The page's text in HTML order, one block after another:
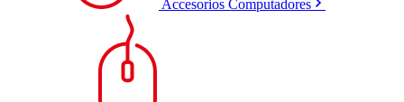
Accesorios Computadores